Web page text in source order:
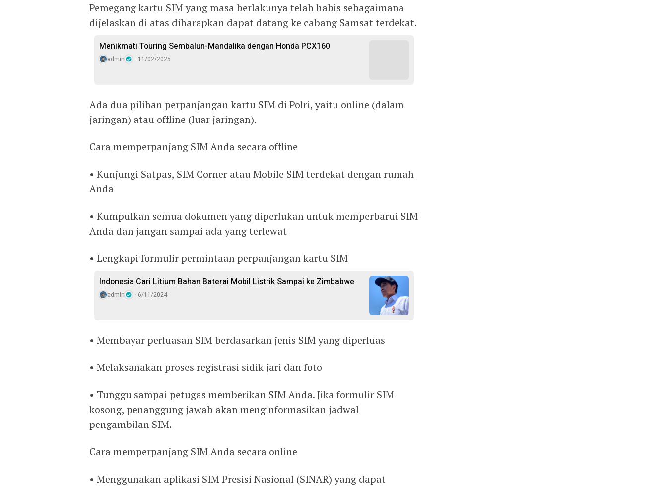
Pemegang kartu SIM yang masa berlakunya telah habis sebagaimana
dijelaskan di atas diharapkan dapat datang ke cabang Samsat terdekat.
Menikmati Touring Sembalun-Mandalika dengan Honda PCX160
admin 11/02/2025
Ada dua pilihan perpanjangan kartu SIM di Polri, yaitu online (dalam
jaringan) atau offline (luar jaringan).
Cara memperpanjang SIM Anda secara offline
• Kunjungi Satpas, SIM Corner atau Mobile SIM terdekat dengan rumah
Anda
• Kumpulkan semua dokumen yang diperlukan untuk memperbarui SIM
Anda dan jangan sampai ada yang terlewat
• Lengkapi formulir permintaan perpanjangan kartu SIM
Indonesia Cari Litium Bahan Baterai Mobil Listrik Sampai ke Zimbabwe
admin 6/11/2024
• Membayar perluasan SIM berdasarkan jenis SIM yang diperluas
• Melaksanakan proses registrasi sidik jari dan foto
• Tunggu sampai petugas memberikan SIM Anda. Jika formulir SIM
kosong, penanggung jawab akan menginformasikan jadwal
pengambilan SIM.
Cara memperpanjang SIM Anda secara online
• Menggunakan aplikasi SIM Presisi Nasional (SINAR) yang dapat